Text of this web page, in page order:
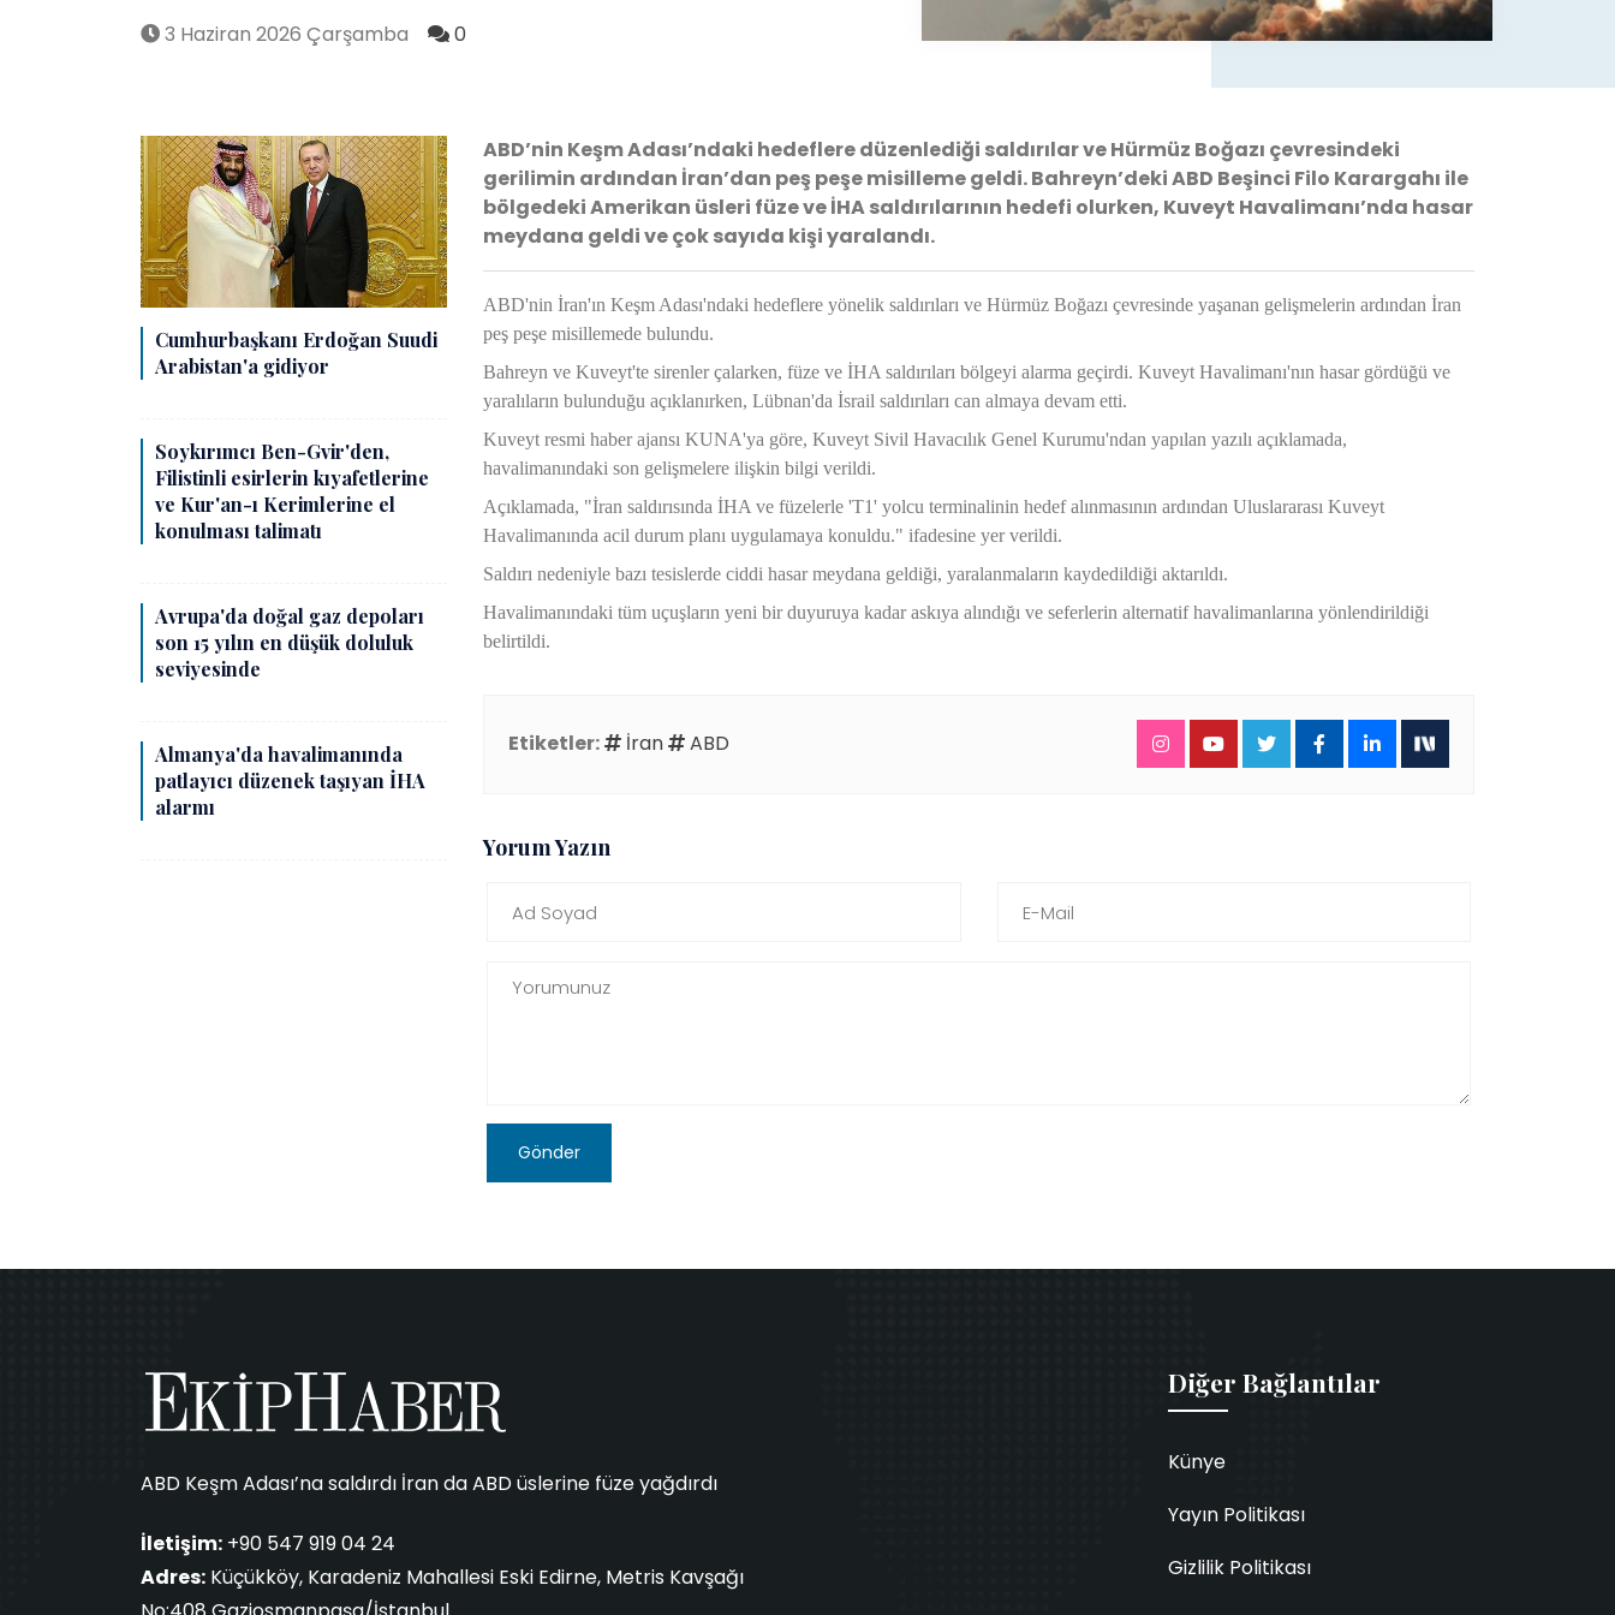
3 Haziran 2026 Çarşamba 0
ABD’nin Keşm Adası’ndaki hedeflere düzenlediği saldırılar ve Hürmüz Boğazı çevresindeki
gerilimin ardından İran’dan peş peşe misilleme geldi. Bahreyn’deki ABD Beşinci Filo Karargahı ile
bölgedeki Amerikan üsleri füze ve İHA saldırılarının hedefi olurken, Kuveyt Havalimanı’nda hasar
meydana geldi ve çok sayıda kişi yaralandı.
ABD'nin İran'ın Keşm Adası'ndaki hedeflere yönelik saldırıları ve Hürmüz Boğazı çevresinde yaşanan gelişmelerin ardından İran
peş peşe misillemede bulundu.
Bahreyn ve Kuveyt'te sirenler çalarken, füze ve İHA saldırıları bölgeyi alarma geçirdi. Kuveyt Havalimanı'nın hasar gördüğü ve
yaralıların bulunduğu açıklanırken, Lübnan'da İsrail saldırıları can almaya devam etti.
Kuveyt resmi haber ajansı KUNA'ya göre, Kuveyt Sivil Havacılık Genel Kurumu'ndan yapılan yazılı açıklamada,
havalimanındaki son gelişmelere ilişkin bilgi verildi.
Açıklamada, "İran saldırısında İHA ve füzelerle 'T1' yolcu terminalinin hedef alınmasının ardından Uluslararası Kuveyt
Havalimanında acil durum planı uygulamaya konuldu." ifadesine yer verildi.
Saldırı nedeniyle bazı tesislerde ciddi hasar meydana geldiği, yaralanmaların kaydedildiği aktarıldı.
Havalimanındaki tüm uçuşların yeni bir duyuruya kadar askıya alındığı ve seferlerin alternatif havalimanlarına yönlendirildiği
belirtildi.
Etiketler: İran ABD
Yorum Yazın
Gönder
Cumhurbaşkanı Erdoğan Suudi
Arabistan'a gidiyor
Soykırımcı Ben-Gvir'den,
Filistinli esirlerin kıyafetlerine
ve Kur'an-ı Kerimlerine el
konulması talimatı
Avrupa'da doğal gaz depoları
son 15 yılın en düşük doluluk
seviyesinde
Almanya'da havalimanında
patlayıcı düzenek taşıyan İHA
alarmı
ABD Keşm Adası’na saldırdı İran da ABD üslerine füze yağdırdı
İletişim: +90 547 919 04 24
Adres: Küçükköy, Karadeniz Mahallesi Eski Edirne, Metris Kavşağı
Diğer Bağlantılar
Künye
Yayın Politikası
Gizlilik Politikası